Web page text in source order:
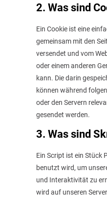
2. Was sind
Ein Cookie ist eine
gemeinsam mit den
versendet und vom
oder einem anderen
kann. Die darin
können während
oder den Servern
gesendet werden.
3. Was sind
Ein Script ist ein Stück
benutzt wird, um
und Interaktivität zu
wird auf unseren